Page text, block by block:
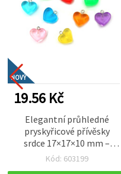
NOVÝ
19.56 Kč
Elegantní průhledné
pryskyřicové přívěsky
srdce 17×17×10 mm –
otvor 1,5 mm, MIX barev,
Kód: 603199